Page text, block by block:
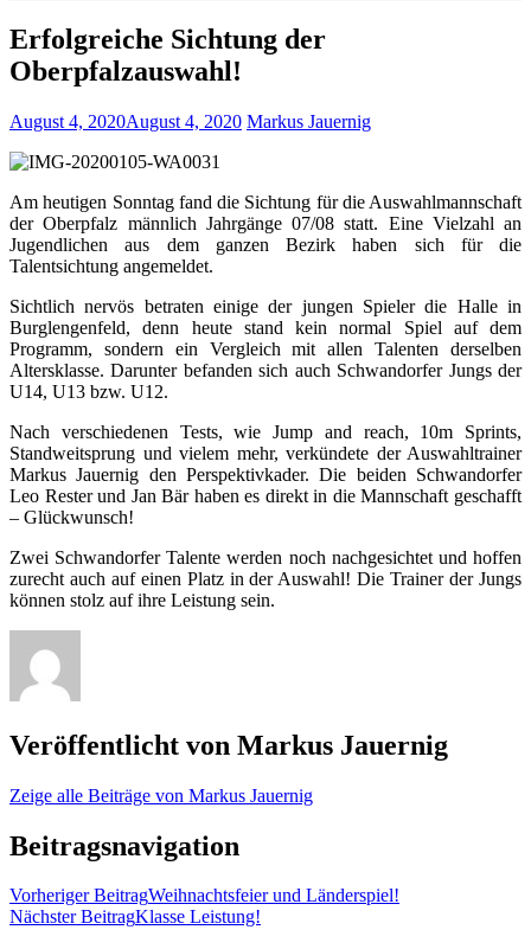
Erfolgreiche Sichtung der
Oberpfalzauswahl!
August 4, 2020August 4, 2020 Markus Jauernig
Am heutigen Sonntag fand die Sichtung für die Auswahlmannschaft
der Oberpfalz männlich Jahrgänge 07/08 statt. Eine Vielzahl an
Jugendlichen aus dem ganzen Bezirk haben sich für die
Talentsichtung angemeldet.
Sichtlich nervös betraten einige der jungen Spieler die Halle in
Burglengenfeld, denn heute stand kein normal Spiel auf dem
Programm, sondern ein Vergleich mit allen Talenten derselben
Altersklasse. Darunter befanden sich auch Schwandorfer Jungs der
U14, U13 bzw. U12.
Nach verschiedenen Tests, wie Jump and reach, 10m Sprints,
Standweitsprung und vielem mehr, verkündete der Auswahltrainer
Markus Jauernig den Perspektivkader. Die beiden Schwandorfer
Leo Rester und Jan Bär haben es direkt in die Mannschaft geschafft
– Glückwunsch!
Zwei Schwandorfer Talente werden noch nachgesichtet und hoffen
zurecht auch auf einen Platz in der Auswahl! Die Trainer der Jungs
können stolz auf ihre Leistung sein.
Veröffentlicht von Markus Jauernig
Zeige alle Beiträge von Markus Jauernig
Beitragsnavigation
Vorheriger BeitragWeihnachtsfeier und Länderspiel!
Nächster BeitragKlasse Leistung!